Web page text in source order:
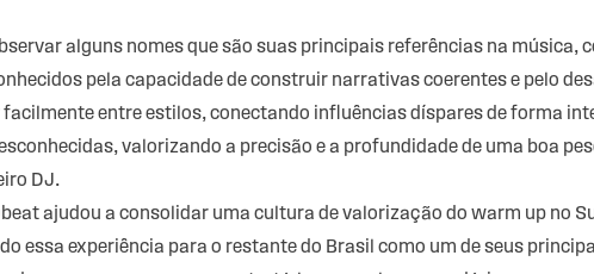
alguns nomes que são suas principais referências na música,
pela capacidade de construir narrativas coerentes e pelo
entre estilos, conectando influências díspares de forma
valorizando a precisão e a profundidade de uma boa
DJ.
ajudou a consolidar uma cultura de valorização do warm up no
essa experiência para o restante do Brasil como um de seus